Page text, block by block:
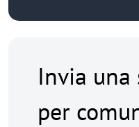
Invia una
per